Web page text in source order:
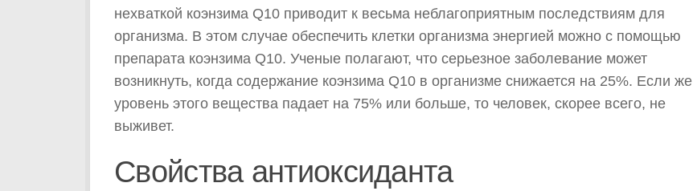
нехваткой коэнзима Q10 приводит к весьма неблагоприятным последствиям для
организма. В этом случае обеспечить клетки организма энергией можно с помощью
препарата коэнзима Q10. Ученые полагают, что серьезное заболевание может
возникнуть, когда содержание коэнзима Q10 в организме снижается на 25%. Если же
уровень этого вещества падает на 75% или больше, то человек, скорее всего, не
выживет.
Свойства антиоксиданта